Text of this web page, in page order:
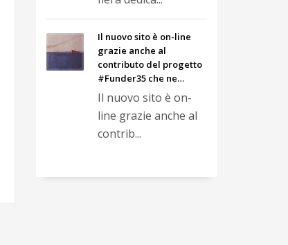
Il nuovo sito è on-line
grazie anche al
contributo del progetto
#Funder35 che ne…
Il nuovo sito è on-
line grazie anche al
contrib...